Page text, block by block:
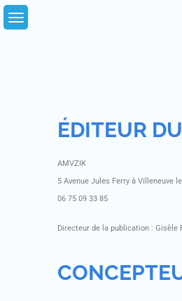
ÉDITEUR
AMVZIK
5 Avenue Jules Ferry à Villeneuve
06 75 09 33 85
Directeur de la publication : Gisèle